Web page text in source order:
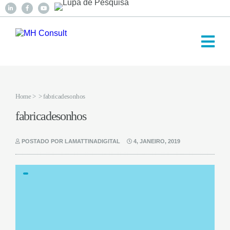
Home > > fabricadesonhos
fabricadesonhos
POSTADO POR LAMATTINADIGITAL 4, JANEIRO, 2019